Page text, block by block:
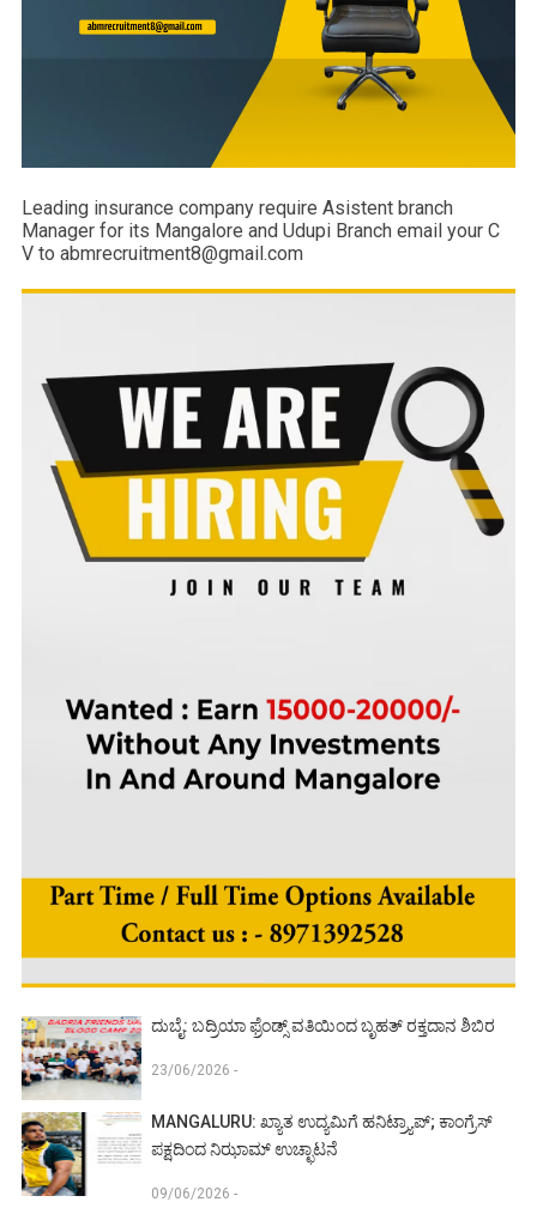
Leading insurance company require Asistent branch
Manager for its Mangalore and Udupi Branch email your C
V to abmrecruitment8@gmail.com
ದುಬೈ: ಬದ್ರಿಯಾ ಫ್ರೆಂಡ್ಸ್ ವತಿಯಿಂದ ಬೃಹತ್ ರಕ್ತದಾನ ಶಿಬಿರ
23/06/2026 -
MANGALURU: ಖ್ಯಾತ ಉದ್ಯಮಿಗೆ ಹನಿಟ್ರ್ಯಾಪ್; ಕಾಂಗ್ರೆಸ್
ಪಕ್ಷದಿಂದ ನಿಝಾಮ್ ಉಚ್ಛಾಟನೆ
09/06/2026 -